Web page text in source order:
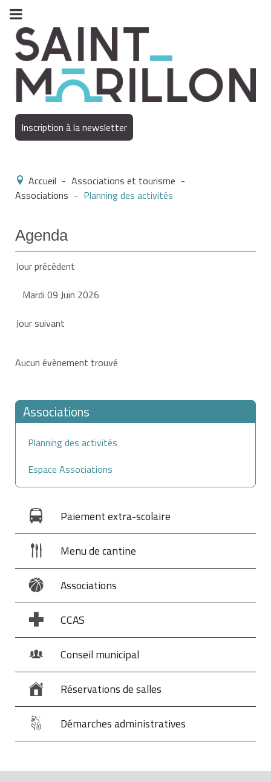
Inscription à la newsletter
Accueil - Associations et tourisme -
Associations - Planning des activités
Agenda
Jour précédent
Mardi 09 Juin 2026
Jour suivant
Aucun évènement trouvé
Associations
Planning des activités
Espace Associations
Paiement extra-scolaire
Menu de cantine
Associations
CCAS
Conseil municipal
Réservations de salles
Démarches administratives